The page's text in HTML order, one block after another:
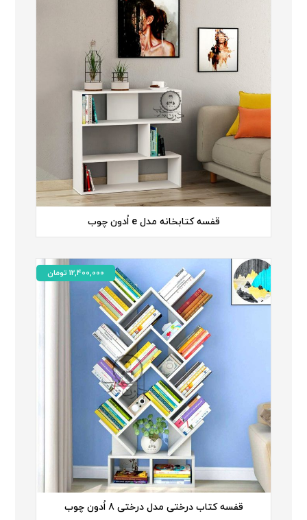
قفسه کتابخانه مدل e اُدون چوب
قفسه کتاب درختی مدل درختی 8 اُدون چوب
12,400,000 تومان